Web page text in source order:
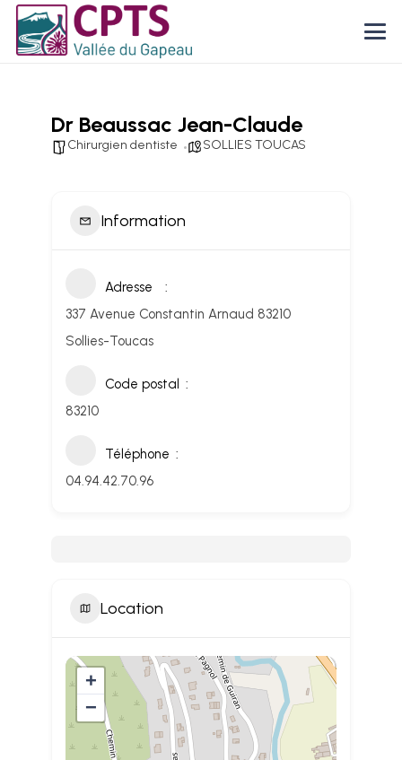
Dr Beaussac Jean-Claude
Chirurgien dentiste SOLLIES TOUCAS
Information
Adresse
337 Avenue Constantin Arnaud 83210
Sollies-Toucas
Code postal
83210
Téléphone
04.94.42.70.96
Location
+
−